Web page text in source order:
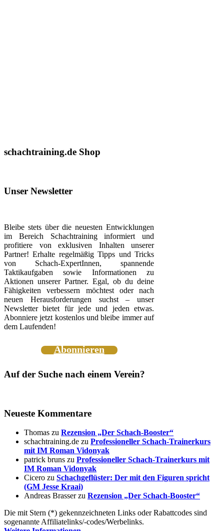
schachtraining.de Shop
Unser Newsletter
Bleibe stets über die neuesten Entwicklungen
im Bereich Schachtraining informiert und
profitiere von exklusiven Inhalten unserer
Partner! Erhalte regelmäßig Tipps und Tricks
von Schach-ExpertInnen, spannende
Taktikaufgaben sowie Informationen zu
Aktionen unserer Partner. Egal, ob du deine
Fähigkeiten verbessern möchtest oder nach
neuen Herausforderungen suchst – unser
Newsletter bietet für jede und jeden etwas.
Abonniere jetzt kostenlos und bleibe immer auf
dem Laufenden!
Abonnieren
Auf der Suche nach einem Verein?
Neueste Kommentare
Thomas zu Rezension „Der Schach-Booster“
schachtraining.de zu Professioneller Schach-Trainerkurs
mit IM Roman Vidonyak
patrick bruns zu Professioneller Schach-Trainerkurs mit
IM Roman Vidonyak
Cicero zu Schachgeflüster: Der mit den Figuren spricht
(GM Jesse Kraai)
Andreas Brasserzu Rezension „Der Schach-Booster“
Die mit Stern (*) gekennzeichneten Links oder Rabattcodes sind
sogenannte Affiliatelinks/-codes/Werbelinks.